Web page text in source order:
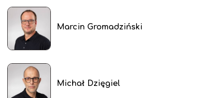
Marcin Gromadziński
Michał Dzięgiel